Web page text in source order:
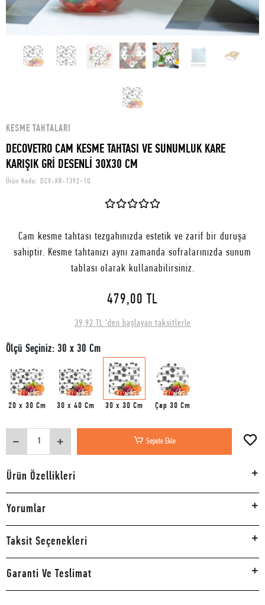
KESME TAHTALARI
DECOVETRO CAM KESME TAHTASI VE SUNUMLUK KARE
KARIŞIK GRİ DESENLİ 30X30 CM
Ürün Kodu: DCV-KR-1392-1Q
Cam kesme tahtası tezgahınızda estetik ve zarif bir duruşa
sahiptir. Kesme tahtanızı aynı zamanda sofralarınızda sunum
tablası olarak kullanabilirsiniz.
479,00 TL
39,92 TL 'den başlayan taksitlerle
Ölçü Seçiniz: 30 x 30 Cm
20 x 30 Cm 30 x 40 Cm 30 x 30 Cm Çap 30 Cm
Sepete Ekle
Ürün Özellikleri
Yorumlar
Taksit Seçenekleri
Garanti Ve Teslimat